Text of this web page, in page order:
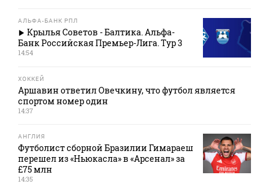
АЛЬФА-БАНК РПЛ
Крылья Советов - Балтика. Альфа-
Банк Российская Премьер-Лига. Тур 3
14:54
ХОККЕЙ
Аршавин ответил Овечкину, что футбол является
спортом номер один
14:37
АНГЛИЯ
Футболист сборной Бразилии Гимараеш
перешел из «Ньюкасла» в «Арсенал» за
£75 млн
14:35